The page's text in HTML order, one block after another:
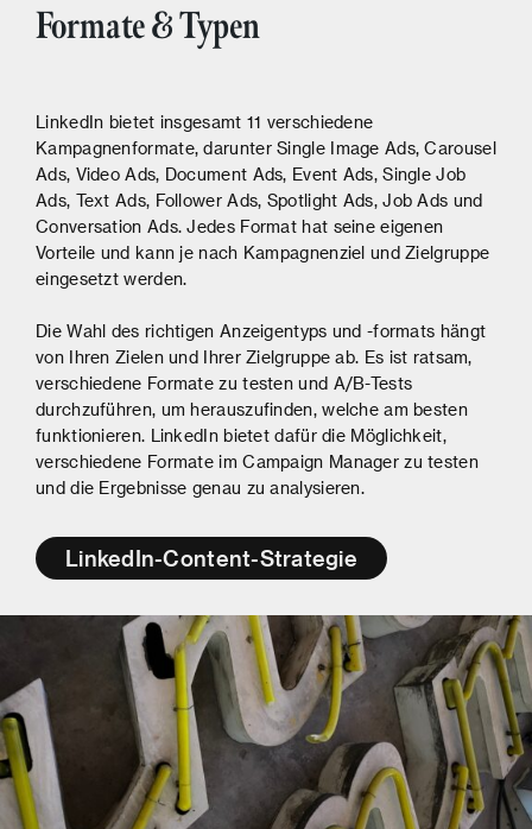
Formate & Typen
LinkedIn bietet insgesamt 11 verschiedene
Kampagnenformate, darunter Single Image Ads, Carousel
Ads, Video Ads, Document Ads, Event Ads, Single Job
Ads, Text Ads, Follower Ads, Spotlight Ads, Job Ads und
Conversation Ads. Jedes Format hat seine eigenen
Vorteile und kann je nach Kampagnenziel und Zielgruppe
eingesetzt werden.
Die Wahl des richtigen Anzeigentyps und -formats hängt
von Ihren Zielen und Ihrer Zielgruppe ab. Es ist ratsam,
verschiedene Formate zu testen und A/B-Tests
durchzuführen, um herauszufinden, welche am besten
funktionieren. LinkedIn bietet dafür die Möglichkeit,
verschiedene Formate im Campaign Manager zu testen
und die Ergebnisse genau zu analysieren.
LinkedIn-Content-Strategie